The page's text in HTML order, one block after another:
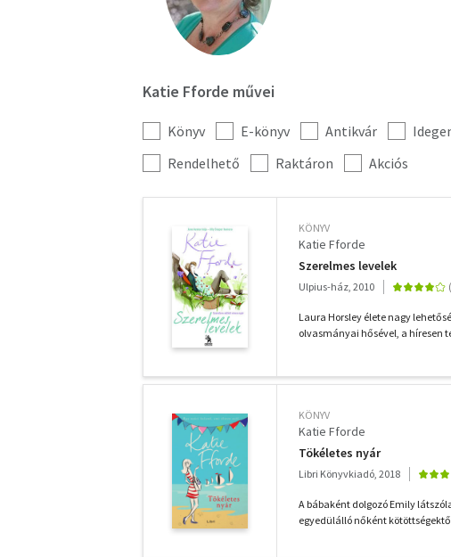
Katie Fforde művei
Kategória
szűrés
Könyv E-könyv Antikvár
További
szűrők
Rendelhető Raktáron Akciós
KÖNYV
Katie Fforde
Szerelmes levelek
Ulpius-ház, 2010
Laura Horsley élete nagy
olvasmányai hősével, a híresen
KÖNYV
Katie Fforde
Tökéletes nyár
Libri Könyvkiadó, 2018
A bábaként dolgozó Emily
egyedülálló nőként